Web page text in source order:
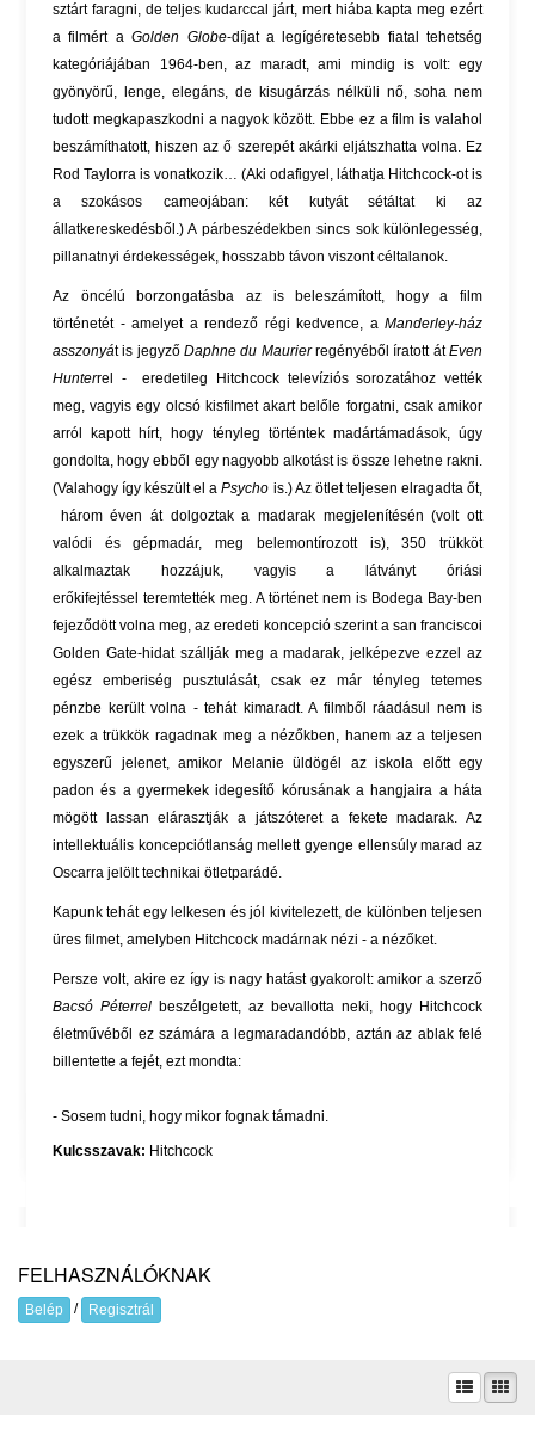
sztárt faragni, de teljes kudarccal járt, mert hiába kapta meg ezért
a filmért aGolden Globe-díjat a legígéretesebb fiatal tehetség
kategóriájában 1964-ben, az maradt, ami mindig is volt: egy
gyönyörű, lenge, elegáns, de kisugárzás nélküli nő, soha nem
tudott megkapaszkodni a nagyok között. Ebbe ez a film is valahol
beszámíthatott, hiszen az ő szerepét akárki eljátszhatta volna. Ez
Rod Taylorra is vonatkozik… (Aki odafigyel, láthatja Hitchcock-ot is
a szokásos cameojában: két kutyát sétáltat ki az
állatkereskedésből.) A párbeszédekben sincs sok különlegesség,
pillanatnyi érdekességek, hosszabb távon viszont céltalanok.
Az öncélú borzongatásba az is beleszámított, hogy a film
történetét - amelyet a rendező régi kedvence, a Manderley-ház
asszonyát is jegyző Daphne du Maurierregényéből íratott átEven
Hunterrel - eredetileg Hitchcock televíziós sorozatához vették
meg, vagyis egy olcsó kisfilmet akart belőle forgatni, csak amikor
arról kapott hírt, hogy tényleg történtek madártámadások, úgy
gondolta, hogy ebből egy nagyobb alkotást is össze lehetne rakni.
(Valahogy így készült el aPsycho is.) Az ötlet teljesen elragadta őt,
három éven át dolgoztak a madarak megjelenítésén (volt ott
valódi és gépmadár, meg belemontírozott is), 350 trükköt
alkalmaztak hozzájuk, vagyis a látványt óriási
erőkifejtéssel teremtették meg. A történet nem is Bodega Bay-ben
fejeződött volna meg, az eredeti koncepció szerint a san franciscoi
Golden Gate-hidat szállják meg a madarak, jelképezve ezzel az
egész emberiség pusztulását, csak ez már tényleg tetemes
pénzbe került volna - tehát kimaradt. A filmből ráadásul nem is
ezek a trükkök ragadnak meg a nézőkben, hanem az a teljesen
egyszerű jelenet, amikor Melanie üldögél az iskola előtt egy
padon és a gyermekek idegesítő kórusának a hangjaira a háta
mögött lassan elárasztják a játszóteret a fekete madarak. Az
intellektuális koncepciótlanság mellett gyenge ellensúly marad az
Oscarra jelölt technikai ötletparádé.
Kapunk tehát egy lelkesen és jól kivitelezett, de különben teljesen
üres filmet, amelyben Hitchcock madárnak nézi - a nézőket.
Persze volt, akire ez így is nagy hatást gyakorolt: amikor a szerző
Bacsó Péterrel beszélgetett, az bevallotta neki, hogy Hitchcock
életművéből ez számára a legmaradandóbb, aztán az ablak felé
billentette a fejét, ezt mondta:
- Sosem tudni, hogy mikor fognak támadni.
Kulcsszavak: Hitchcock
FELHASZNÁLÓKNAK
Belép / Regisztrál